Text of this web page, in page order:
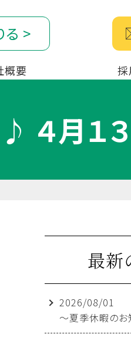
る >
概要
４月１
最新
2026/08/01
～夏季休暇のお